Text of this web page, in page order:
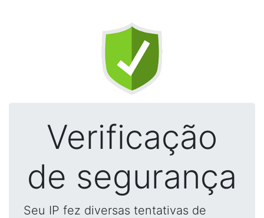
Verificação
de segurança
Seu IP fez diversas tentativas de